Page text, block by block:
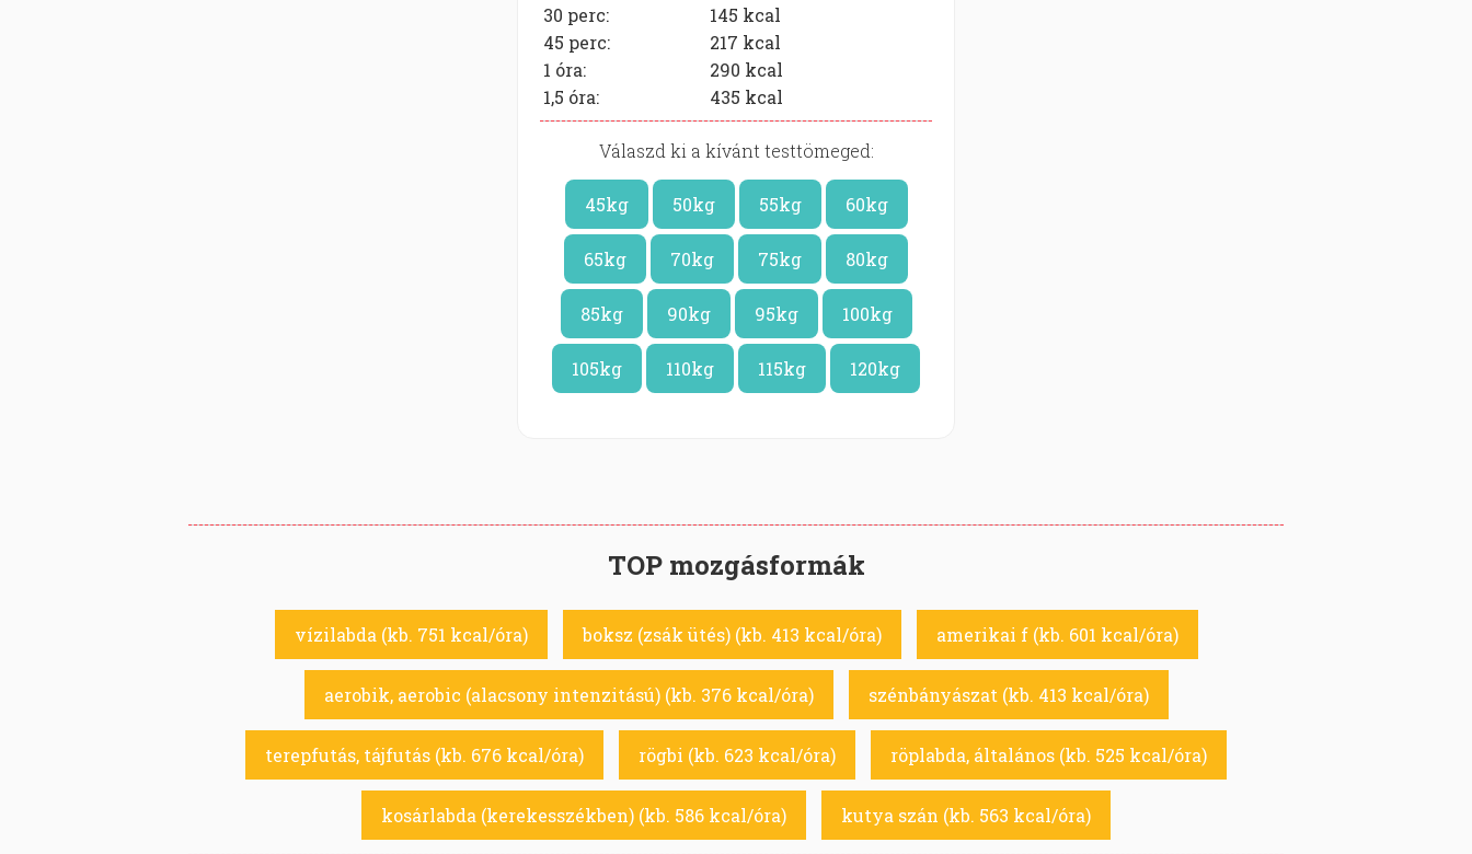
30 perc:
145 kcal
45 perc:
217 kcal
1 óra:
290 kcal
1,5 óra:
435 kcal
Válaszd ki a kívánt testtömeged:
45kg 50kg 55kg 60kg
65kg 70kg 75kg 80kg
85kg 90kg 95kg 100kg
105kg 110kg 115kg 120kg
TOP mozgásformák
vízilabda (kb. 751 kcal/óra) boksz (zsák ütés) (kb. 413 kcal/óra) amerikai f (kb. 601 kcal/óra)
aerobik, aerobic (alacsony intenzitású) (kb. 376 kcal/óra) szénbányászat (kb. 413 kcal/óra)
terepfutás, tájfutás (kb. 676 kcal/óra) rögbi (kb. 623 kcal/óra) röplabda, általános (kb. 525 kcal/óra)
kosárlabda (kerekesszékben) (kb. 586 kcal/óra) kutya szán (kb. 563 kcal/óra)